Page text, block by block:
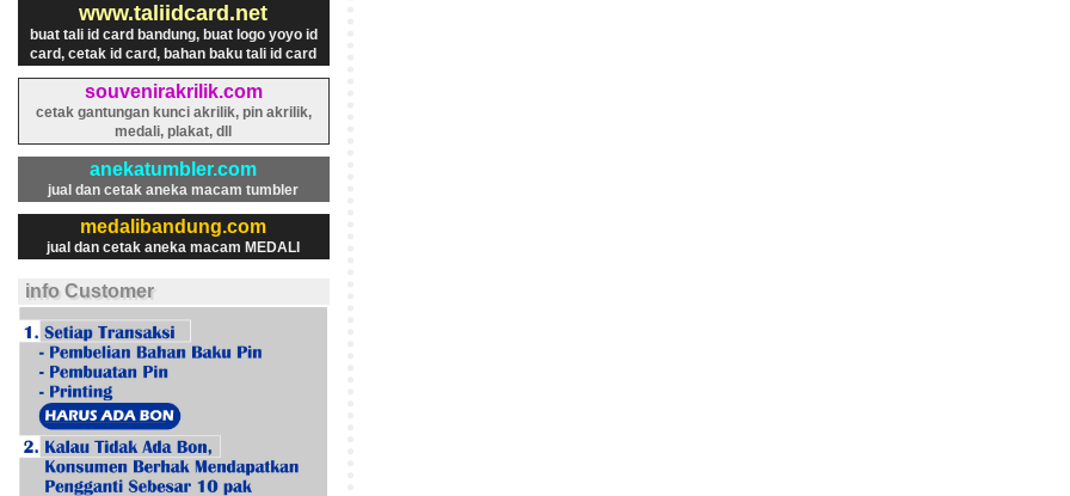
www.taliidcard.net
buat tali id card bandung, buat logo yoyo id
card, cetak id card, bahan baku tali id card
souvenirakrilik.com
cetak gantungan kunci akrilik, pin akrilik,
medali, plakat, dll
anekatumbler.com
jual dan cetak aneka macam tumbler
medalibandung.com
jual dan cetak aneka macam MEDALI
info Customer